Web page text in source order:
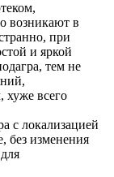
возникают в
при
и яркой
тем не
хуже всего
с локализацией
без изменения